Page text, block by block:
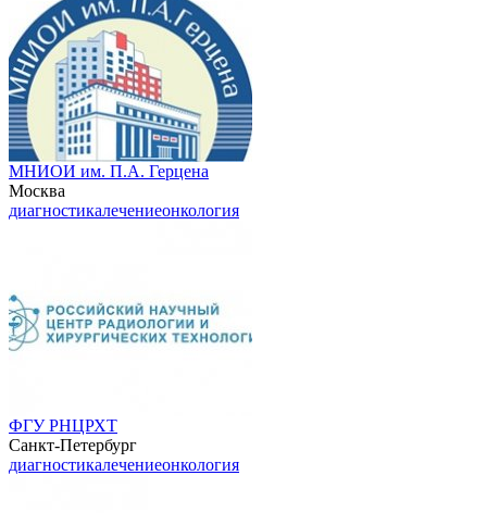
МНИОИ им. П.А. Герцена
Москва
диагностикалечениеонкология
ФГУ РНЦРХТ
Санкт-Петербург
диагностикалечениеонкология